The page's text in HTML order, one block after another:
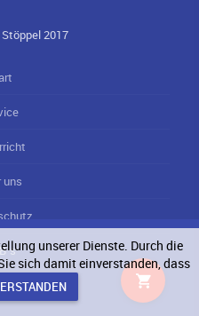
2017
uns
unserer Dienste. Durch die
sich damit einverstanden, dass